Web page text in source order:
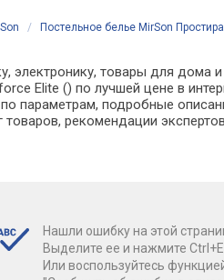
/ Постельное белье MirSon
электронику, товары для дома
Elite () по лучшей цене в
подробные
товаров, рекомендации
Нашли ошибку на этой
Выделите ее и нажмите
Или воспользуйтесь